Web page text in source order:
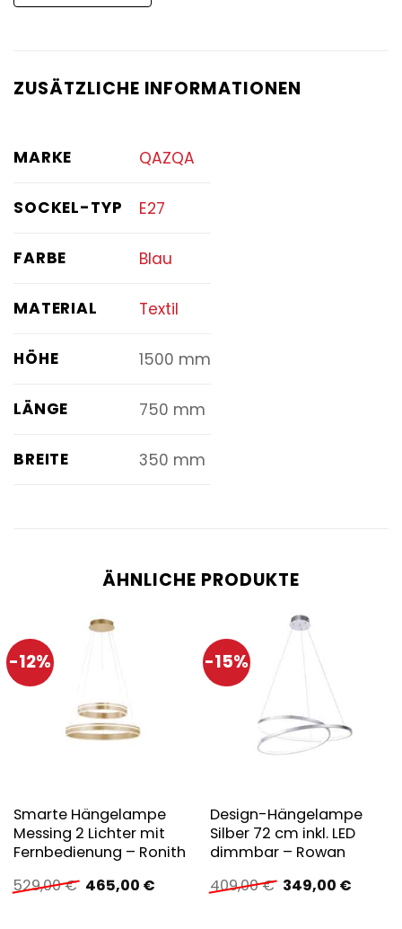
ZUSÄTZLICHE INFORMATIONEN
MARKE QAZQA
SOCKEL-TYP E27
FARBE Blau
MATERIAL Textil
HÖHE 1500 mm
LÄNGE 750 mm
BREITE 350 mm
ÄHNLICHE PRODUKTE
-12%
Smarte Hängelampe
Messing 2 Lichter mit
Fernbedienung – Ronith
529,00€ Ursprünglicher
Preis
465,00 €Aktueller
-15%
Design-Hängelampe
Silber 72 cm inkl. LED
dimmbar – Rowan
409,00€ Ursprünglicher
Preis
349,00 €